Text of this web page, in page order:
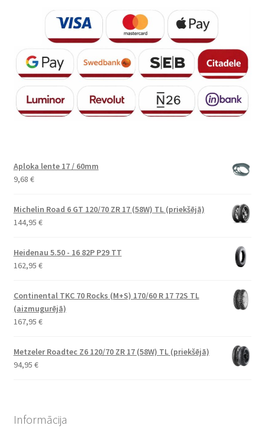
Aploka lente 17 / 60mm
9,68 €
Michelin Road 6 GT 120/70 ZR 17 (58W) TL (priekšējā)
144,95 €
Heidenau 5.50 - 16 82P P29 TT
162,95 €
Continental TKC 70 Rocks (M+S) 170/60 R 17 72S TL
(aizmugurējā)
167,95 €
Metzeler Roadtec Z6 120/70 ZR 17 (58W) TL (priekšējā)
94,95 €
Informācija